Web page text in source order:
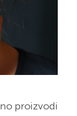
proizvodi